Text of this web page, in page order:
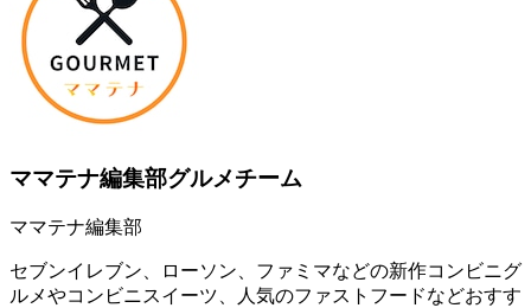
ママテナ編集部グルメチーム
ママテナ編集部
セブンイレブン、ローソン、ファミマなどの新作コンビニグ
ルメやコンビニスイーツ、人気のファストフードなどおすす